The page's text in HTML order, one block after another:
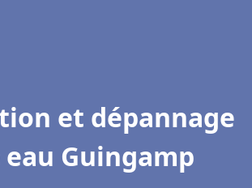
et dépannage
Guingamp